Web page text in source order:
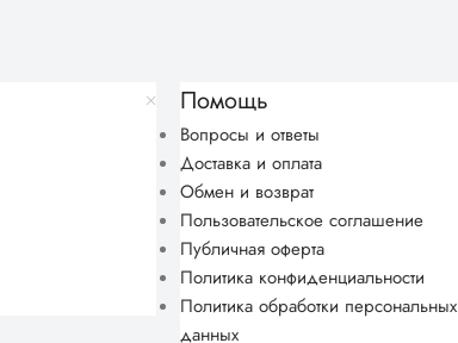
Помощь
Вопросы и ответы
Доставка и оплата
Обмен и возврат
Пользовательское соглашение
Публичная оферта
Политика конфиденциальности
Политика обработки персональных
данных